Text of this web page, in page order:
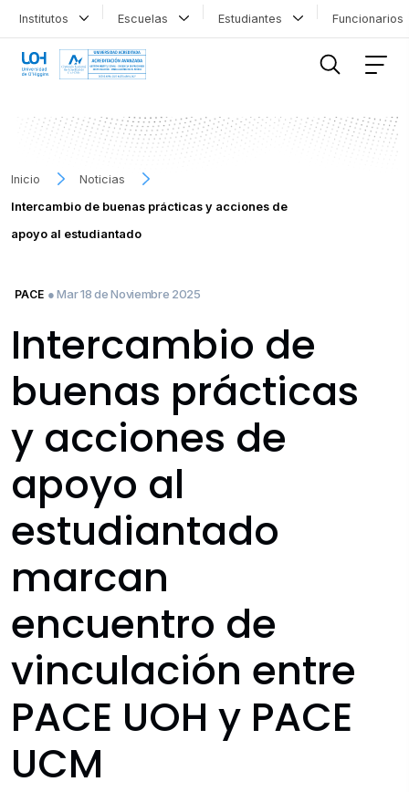
Institutos Escuelas Estudiantes
Inicio
Noticias
Intercambio de buenas prácticas y acciones de
apoyo al estudiantado
PACE ● Mar 18 de Noviembre 2025
Intercambio de
buenas prácticas
y acciones de
apoyo al
estudiantado
marcan
encuentro de
vinculación entre
PACE UOH y PACE
UCM